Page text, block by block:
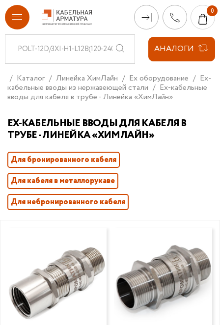
АНАЛОГИ
Каталог Линейка ХимЛайн Ex оборудование
Ex-
кабельные вводы из нержавеющей стали
Ex-кабельные
вводы для кабеля в трубе - Линейка «ХимЛайн»
EX-КАБЕЛЬНЫЕ ВВОДЫ ДЛЯ КАБЕЛЯ В
ТРУБЕ - ЛИНЕЙКА «ХИМЛАЙН»
Для бронированного кабеля
Для кабеля в металлорукаве
Для небронированного кабеля